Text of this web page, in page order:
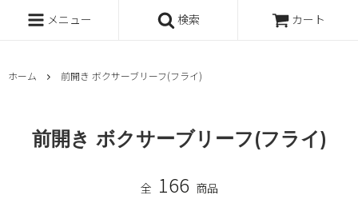
メニュー 検索 カート
ホーム 前開き ボクサーブリーフ(フライ)
前開き ボクサーブリーフ(フライ)
全 166 商品